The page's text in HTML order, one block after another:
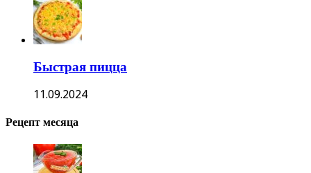
Быстрая пицца
11.09.2024
Рецепт месяца